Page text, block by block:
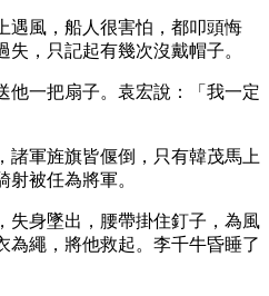
遇風，船人很害怕，都叩頭悔
，只記起有幾次沒戴帽子。
他一把扇子。袁宏說：「我一定
諸軍旌旗皆偃倒，只有韓茂馬上
射被任為將軍。
失身墜出，腰帶掛住釘子，為風
為繩，將他救起。李千牛昏睡了